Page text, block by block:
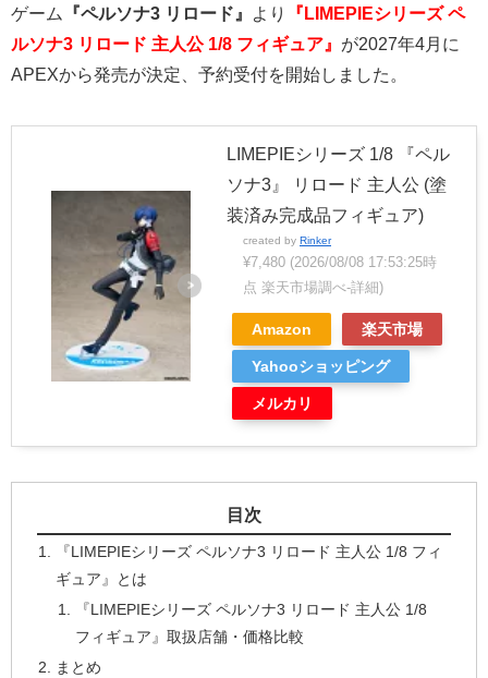
ゲーム 『ペルソナ3 リロード』 より
『LIMEPIEシリーズ ペ
ルソナ3 リロード 主人公 1/8 フィギュア 』 が2027年4月に
APEXから発売が決定、予約受付を開始しました。
LIMEPIEシリーズ 1/8 『ペル
ソナ3』 リロード 主人公 (塗
装済み完成品フィギュア)
created by Rinker
¥7,480 (2026/08/08 17:53:25時
点 楽天市場調べ-詳細)
Amazon 楽天市場
Yahooショッピング
メルカリ
目次
『LIMEPIEシリーズ ペルソナ3 リロード 主人公 1/8 フィ
ギュア』とは
『LIMEPIEシリーズ ペルソナ3 リロード 主人公 1/8
フィギュア』取扱店舗・価格比較
まとめ